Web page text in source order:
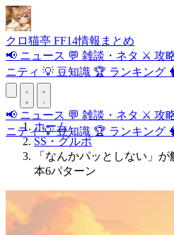
クロ猫亭 FF14情報まとめ
📢 ニュース 💬 雑談・ネタ ⚔️ 攻
ニティ 💡 豆知識 🏆 ランキング
📢 ニュース 💬 雑談・ネタ ⚔️ 攻
ニティ💡豆知識 🏆 ランキング
ホーム
SS・グルポ
「なんかパッとしない」
本6パターン